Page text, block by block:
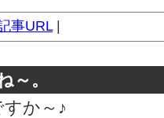
事URL|
～。
か～♪